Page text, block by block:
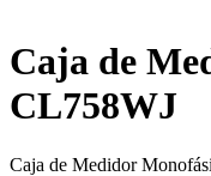
Caja de
CL758WJ
Caja de Medidor